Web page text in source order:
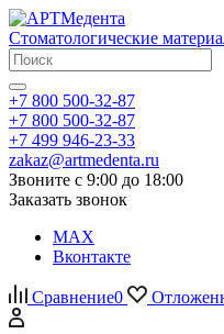
Стоматологические
+7 800 500-32-87
+7 800 500-32-87
+7 499 946-23-33
zakaz@artmedenta.ru
Звоните с 9:00 до 18:00
Заказать звонок
MAX
Вконтакте
Сравнение0